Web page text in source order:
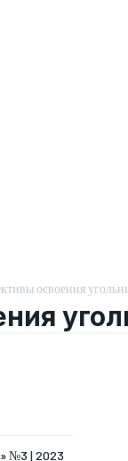
освоения
№3 | 2023